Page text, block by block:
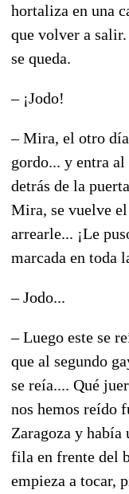
hortaliza en una
que volver a
se queda.
– ¡Jodo!
– Mira, el otro
gordo... y entra
detrás de la
Mira, se vuelve
arrearle... ¡Le
marcada en toda
– Jodo...
– Luego este se
que al segundo
se reía.... Qué
nos hemos reído
Zaragoza y había
fila en frente del
empieza a